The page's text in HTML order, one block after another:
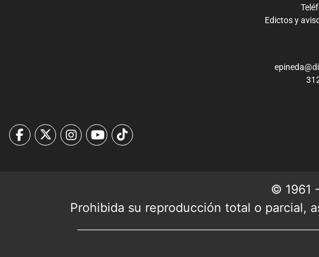
Edictos y
© 1961
Prohibida su reproducción total o parcial,